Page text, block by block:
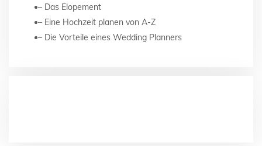
Das Elopement
Eine Hochzeit planen von A-Z
Die Vorteile eines Wedding Planners